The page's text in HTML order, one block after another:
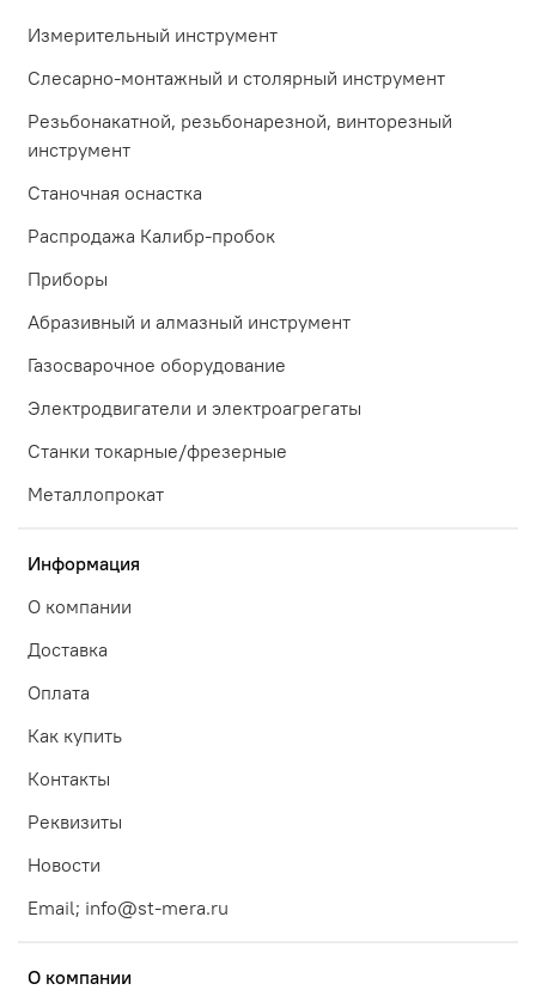
Измерительный инструмент
Слесарно-монтажный и столярный инструмент
Резьбонакатной, резьбонарезной, винторезный
инструмент
Станочная оснастка
Распродажа Калибр-пробок
Приборы
Абразивный и алмазный инструмент
Газосварочное оборудование
Электродвигатели и электроагрегаты
Станки токарные/фрезерные
Металлопрокат
Информация
О компании
Доставка
Оплата
Как купить
Контакты
Реквизиты
Новости
Email; info@st-mera.ru
О компании